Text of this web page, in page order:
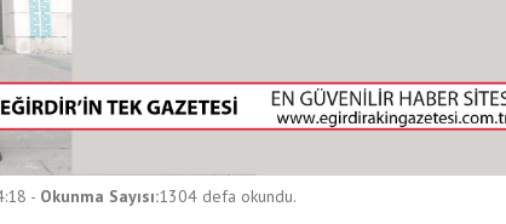
- Okunma Sayısı:1304 defa okundu.